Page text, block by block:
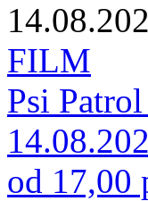
FILM
Psi
od 17,00